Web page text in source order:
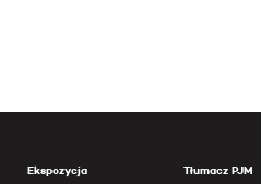
Ekspozycja Tłumacz PJM